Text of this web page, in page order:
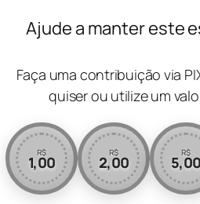
Ajude a manter este
Faça uma contribuição via
quiser ou utilize um
R$
1,00
R$
2,00
R$
5,00